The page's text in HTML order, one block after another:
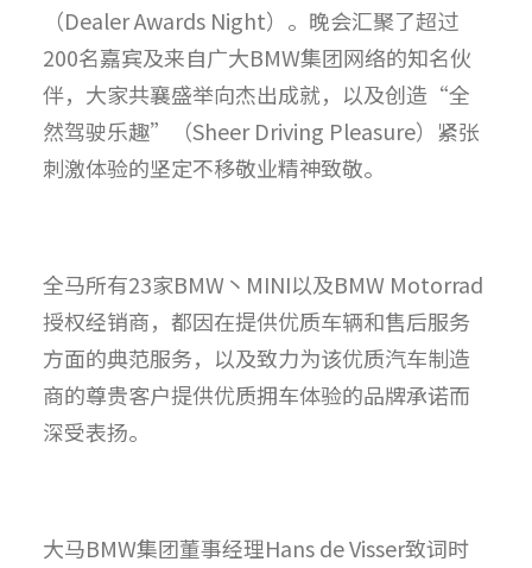
（Dealer Awards Night）。晚会汇聚了超过
200名嘉宾及来自广大BMW集团网络的知名伙
伴，大家共襄盛举向杰出成就，以及创造“全
然驾驶乐趣”（Sheer Driving Pleasure）紧张
刺激体验的坚定不移敬业精神致敬。
全马所有23家BMW丶MINI以及BMW Motorrad
授权经销商，都因在提供优质车辆和售后服务
方面的典范服务，以及致力为该优质汽车制造
商的尊贵客户提供优质拥车体验的品牌承诺而
深受表扬。
大马BMW集团董事经理Hans de Visser致词时